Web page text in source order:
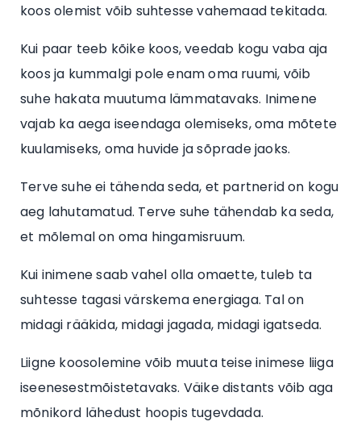
koos olemist võib suhtesse vahemaad tekitada.
Kui paar teeb kõike koos, veedab kogu vaba aja
koos ja kummalgi pole enam oma ruumi, võib
suhe hakata muutuma lämmatavaks. Inimene
vajab ka aega iseendaga olemiseks, oma mõtete
kuulamiseks, oma huvide ja sõprade jaoks.
Terve suhe ei tähenda seda, et partnerid on kogu
aeg lahutamatud. Terve suhe tähendab ka seda,
et mõlemal on oma hingamisruum.
Kui inimene saab vahel olla omaette, tuleb ta
suhtesse tagasi värskema energiaga. Tal on
midagi rääkida, midagi jagada, midagi igatseda.
Liigne koosolemine võib muuta teise inimese liiga
iseenesestmõistetavaks. Väike distants võib aga
mõnikord lähedust hoopis tugevdada.